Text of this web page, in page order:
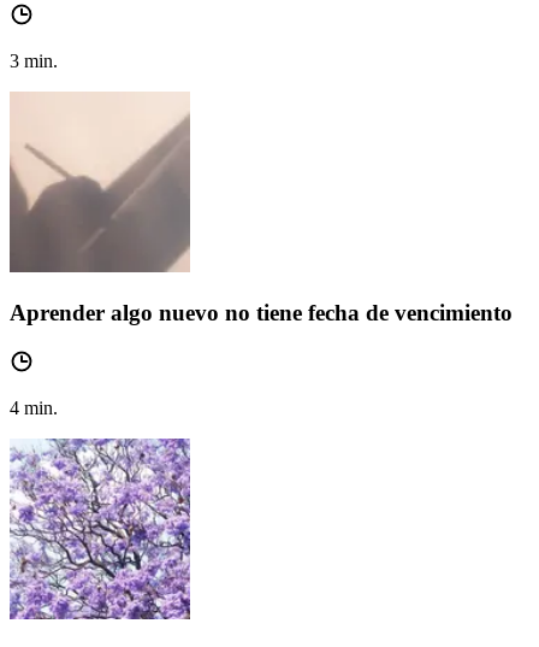
3 min.
Aprender algo nuevo no tiene fecha de vencimiento
4 min.